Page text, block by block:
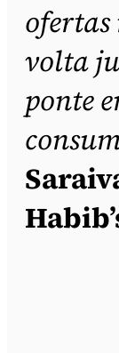
ofertas
volta
ponte